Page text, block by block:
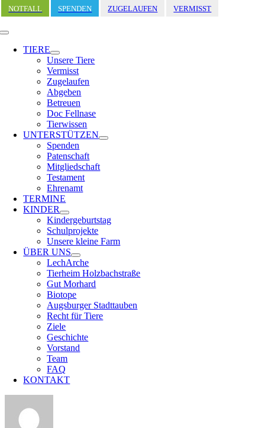
Zum
Inhalt
springen
NOTFALL SPENDEN ZUGELAUFEN VERMISST
Toggle
Navigation
TIERE
Unsere Tiere
Vermisst
Zugelaufen
Abgeben
Betreuen
Doc Fellnase
Tierwissen
UNTERSTÜTZEN
Spenden
Patenschaft
Mitgliedschaft
Testament
Ehrenamt
TERMINE
KINDER
Kindergeburtstag
Schulprojekte
Unsere kleine Farm
ÜBER UNS
LechArche
Tierheim Holzbachstraße
Gut Morhard
Biotope
Augsburger Stadttauben
Recht für Tiere
Ziele
Geschichte
Vorstand
Team
FAQ
KONTAKT